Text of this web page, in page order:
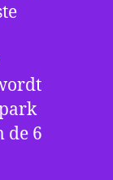
de 6